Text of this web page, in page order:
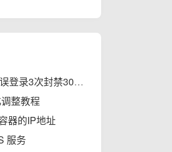
远程客户端连接linux错误登录3次封禁30分钟的步骤
整教程
器的IP地址
服务